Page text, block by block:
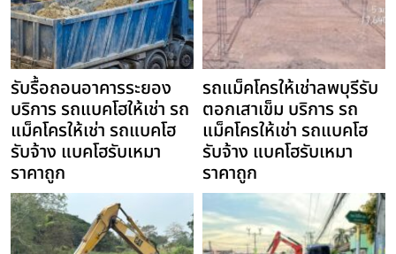
รับรื้อถอนอาคารระยอง
บริการ รถแบคโฮให้เช่า รถ
แม็คโครให้เช่า รถแบคโฮ
รับจ้าง แบคโฮรับเหมา
ราคาถูก
รถแม็คโครให้เช่าลพบุรีรับ
ตอกเสาเข็ม บริการ รถ
แม็คโครให้เช่า รถแบคโฮ
รับจ้าง แบคโฮรับเหมา
ราคาถูก